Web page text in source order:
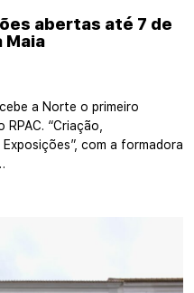
abertas até 7 de
Maia
a Norte o primeiro
“Criação,
com a formadora